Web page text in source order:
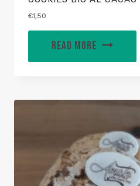
€1,50
READ MORE